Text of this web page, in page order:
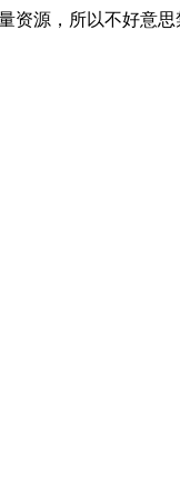
资源，所以不好意思